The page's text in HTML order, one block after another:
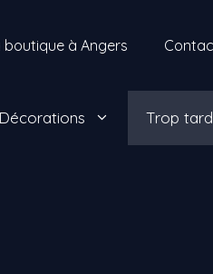
boutique à Angers
Décorations Trop tard